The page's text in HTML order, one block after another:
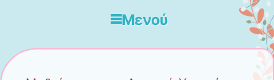
Μενού